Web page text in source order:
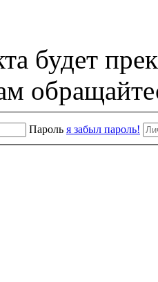
будет
Пароль я забыл пароль!